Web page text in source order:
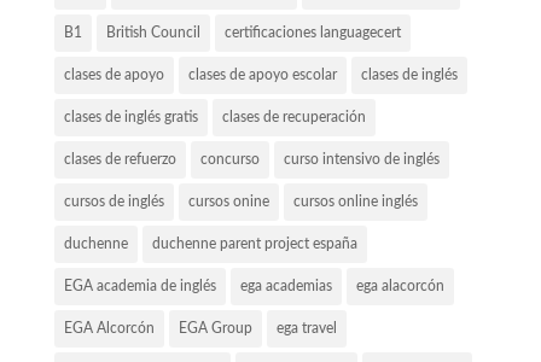
B1 British Council certificaciones languagecert
clases de apoyo clases de apoyo escolar clases de inglés
clases de inglés gratis clases de recuperación
clases de refuerzo concurso curso intensivo de inglés
cursos de inglés cursos onine cursos online inglés
duchenne duchenne parent project españa
EGA academia de inglés ega academias ega alacorcón
EGA Alcorcón EGA Group ega travel